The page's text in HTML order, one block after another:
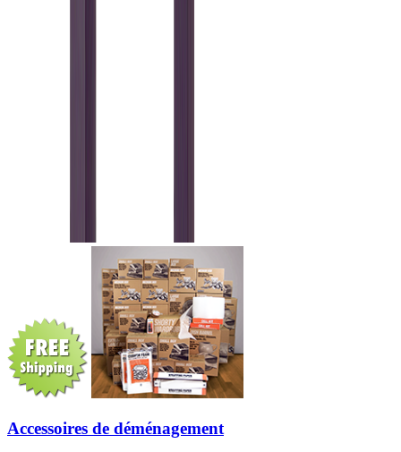
Accessoires de déménagement